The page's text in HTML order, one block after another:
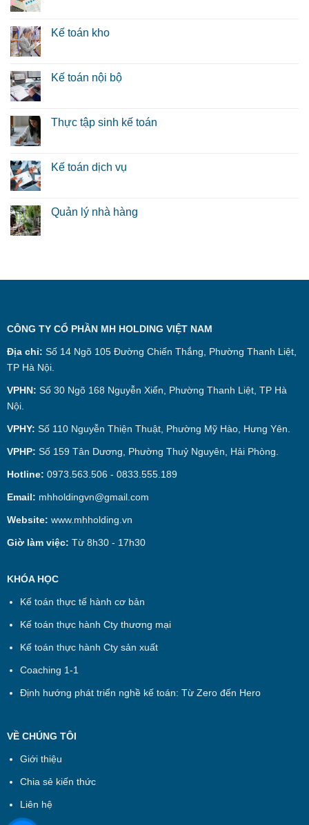
Kế toán kho
Kế toán nội bộ
Thực tập sinh kế toán
Kế toán dịch vụ
Quản lý nhà hàng
CÔNG TY CỔ PHẦN MH HOLDING VIỆT NAM
Địa chỉ: Số 14 Ngõ 105 Đường Chiến Thắng, Phường Thanh Liệt,
TP Hà Nội.
VPHN: Số 30 Ngõ 168 Nguyễn Xiển, Phường Thanh Liệt, TP Hà
Nội.
VPHY: Số 110 Nguyễn Thiện Thuật, Phường Mỹ Hào, Hưng Yên.
VPHP: Số 159 Tân Dương, Phường Thuỷ Nguyên, Hải Phòng.
Hotline: 0973.563.506 - 0833.555.189
Email: mhholdingvn@gmail.com
Website: www.mhholding.vn
Giờ làm việc: Từ 8h30 - 17h30
KHÓA HỌC
Kế toán thực tế hành cơ bản
Kế toán thực hành Cty thương mại
Kế toán thực hành Cty sản xuất
Coaching 1-1
Định hướng phát triển nghề kế toán: Từ Zero đến Hero
VỀ CHÚNG TÔI
Giới thiệu
Chia sẻ kiến thức
Liên hệ